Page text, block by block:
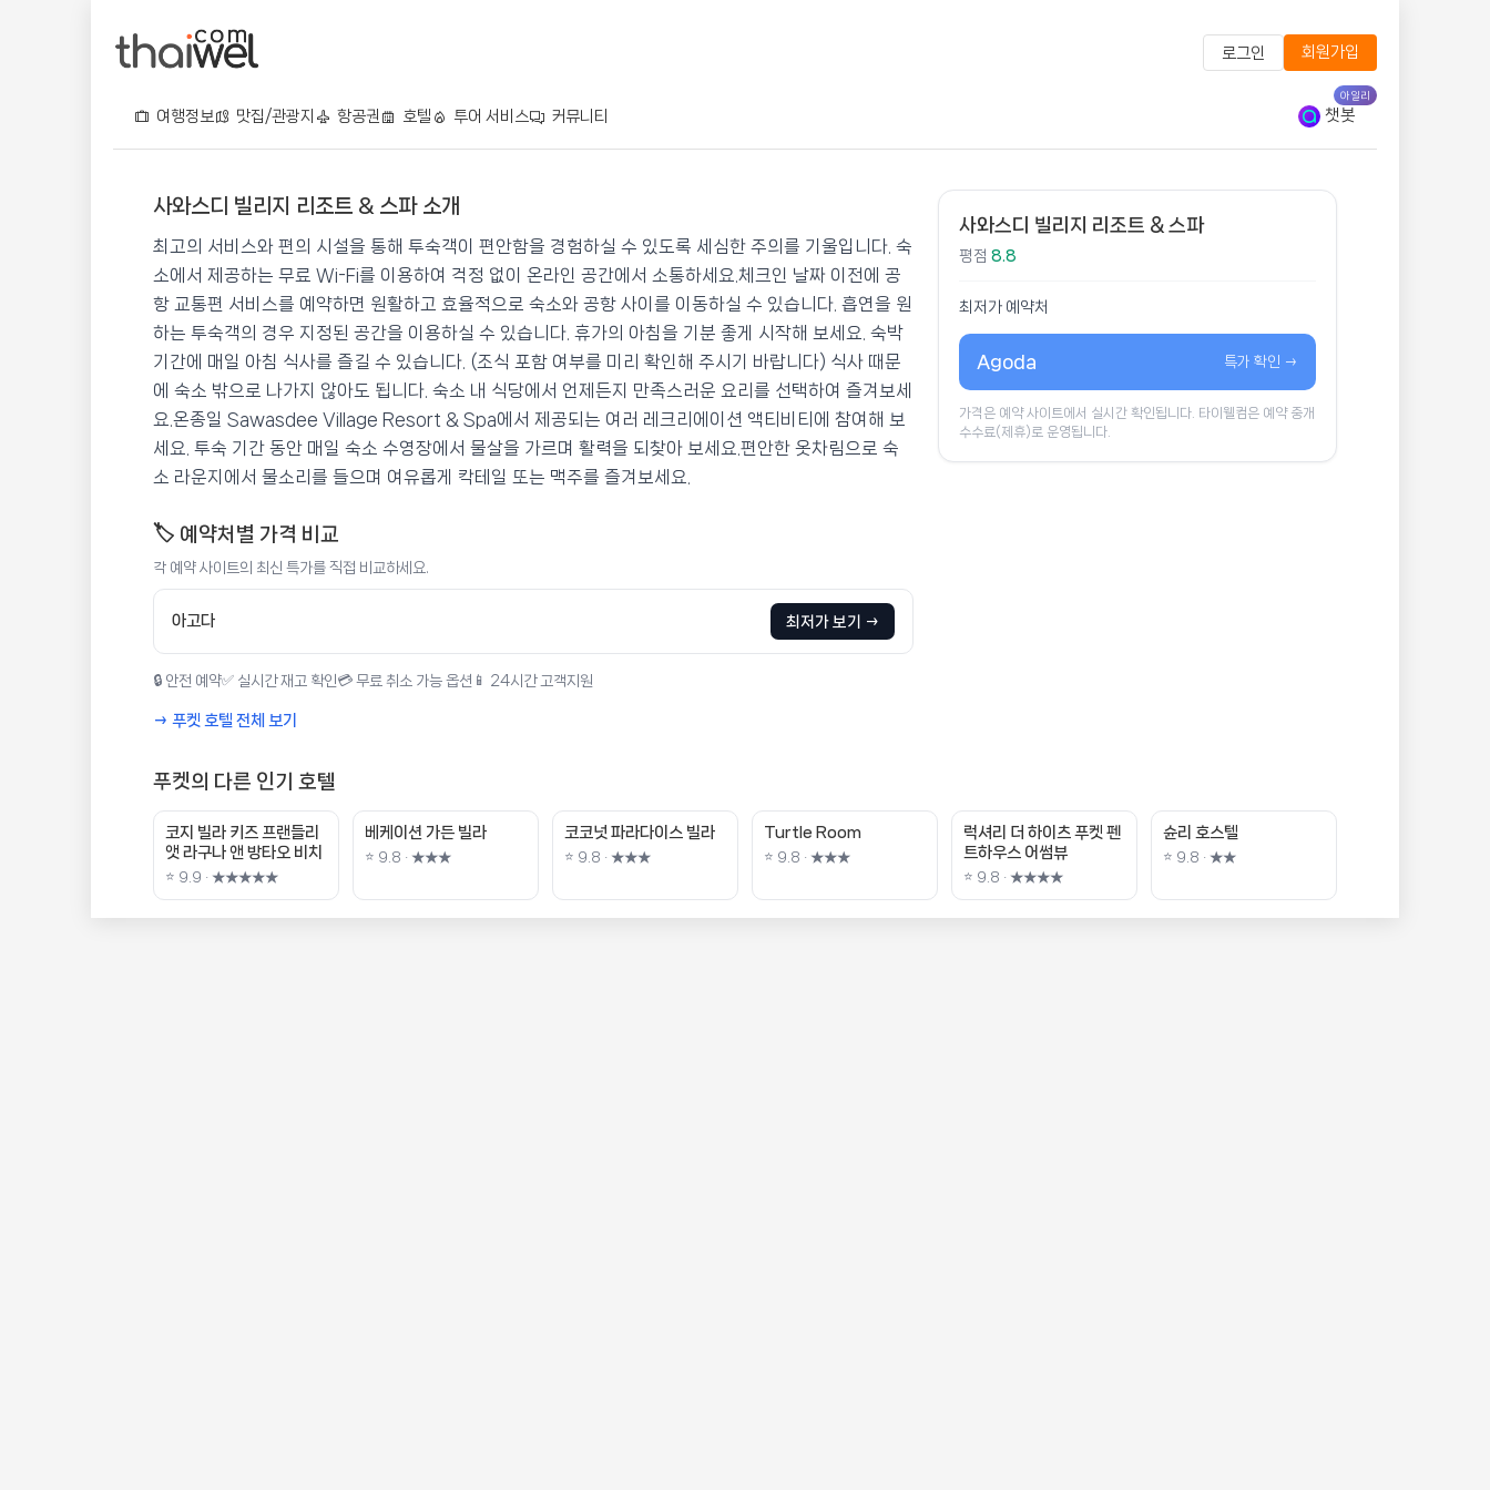
로그인 회원가입
여행정보 맛집/관광지 항공권 호텔 투어 서비스 커뮤니티 챗봇
아일리
사와스디 빌리지 리조트 & 스파
📍 푸켓★★★★ ⭐ 8.8
💰 최저가 확인 · 예약하기
사와스디 빌리지 리조트 & 스파 소개
최고의 서비스와 편의 시설을 통해 투숙객이 편안함을 경험하실 수 있도록 세심한 주의를 기울입니다. 숙
소에서 제공하는 무료 Wi-Fi를 이용하여 걱정 없이 온라인 공간에서 소통하세요.체크인 날짜 이전에 공
항 교통편 서비스를 예약하면 원활하고 효율적으로 숙소와 공항 사이를 이동하실 수 있습니다. 흡연을 원
하는 투숙객의 경우 지정된 공간을 이용하실 수 있습니다. 휴가의 아침을 기분 좋게 시작해 보세요. 숙박
기간에 매일 아침 식사를 즐길 수 있습니다. (조식 포함 여부를 미리 확인해 주시기 바랍니다) 식사 때문
에 숙소 밖으로 나가지 않아도 됩니다. 숙소 내 식당에서 언제든지 만족스러운 요리를 선택하여 즐겨보세
요.온종일 Sawasdee Village Resort & Spa에서 제공되는 여러 레크리에이션 액티비티에 참여해 보
세요. 투숙 기간 동안 매일 숙소 수영장에서 물살을 가르며 활력을 되찾아 보세요.편안한 옷차림으로 숙
소 라운지에서 물소리를 들으며 여유롭게 칵테일 또는 맥주를 즐겨보세요.
🏷️ 예약처별 가격 비교
각 예약 사이트의 최신 특가를 직접 비교하세요.
아고다 최저가 보기 →
🔒 안전 예약✅ 실시간 재고 확인💳 무료 취소 가능 옵션 📱 24시간 고객지원
→ 푸켓 호텔 전체 보기
사와스디 빌리지 리조트 & 스파
평점 8.8
최저가 예약처
Agoda 특가 확인 →
가격은 예약 사이트에서 실시간 확인됩니다. 타이웰컴은 예약 중개
수수료(제휴)로 운영됩니다.
푸켓의 다른 인기 호텔
코지 빌라 키즈 프랜들리
앳 라구나 앤 방타오 비치
⭐ 9.9 · ★★★★★
베케이션 가든 빌라
⭐ 9.8 · ★★★
코코넛 파라다이스 빌라
⭐ 9.8 · ★★★
Turtle Room
⭐ 9.8 · ★★★
럭셔리 더 하이츠 푸켓 펜
트하우스 어썸뷰
⭐ 9.8 · ★★★★
슌리 호스텔
⭐ 9.8 · ★★